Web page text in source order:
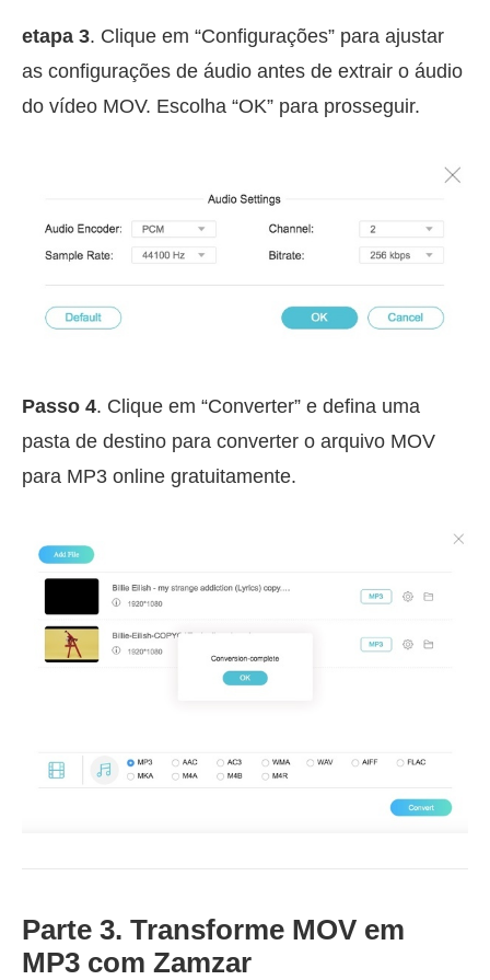
etapa 3. Clique em “Configurações” para ajustar
as configurações de áudio antes de extrair o áudio
do vídeo MOV. Escolha “OK” para prosseguir.
Passo 4. Clique em “Converter” e defina uma
pasta de destino para converter o arquivo MOV
para MP3 online gratuitamente.
Parte 3. Transforme MOV em
MP3 com Zamzar